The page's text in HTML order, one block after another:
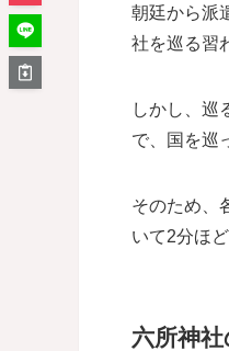
朝廷から派
社を巡る習
しかし、巡
で、国を巡
そのため、
いて2分ほ
六所神